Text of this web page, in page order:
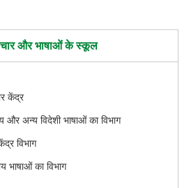
और भाषाओं के स्कूल
केंद्र
अन्य विदेशी भाषाओं का विभाग
विभाग
भाषाओं का विभाग